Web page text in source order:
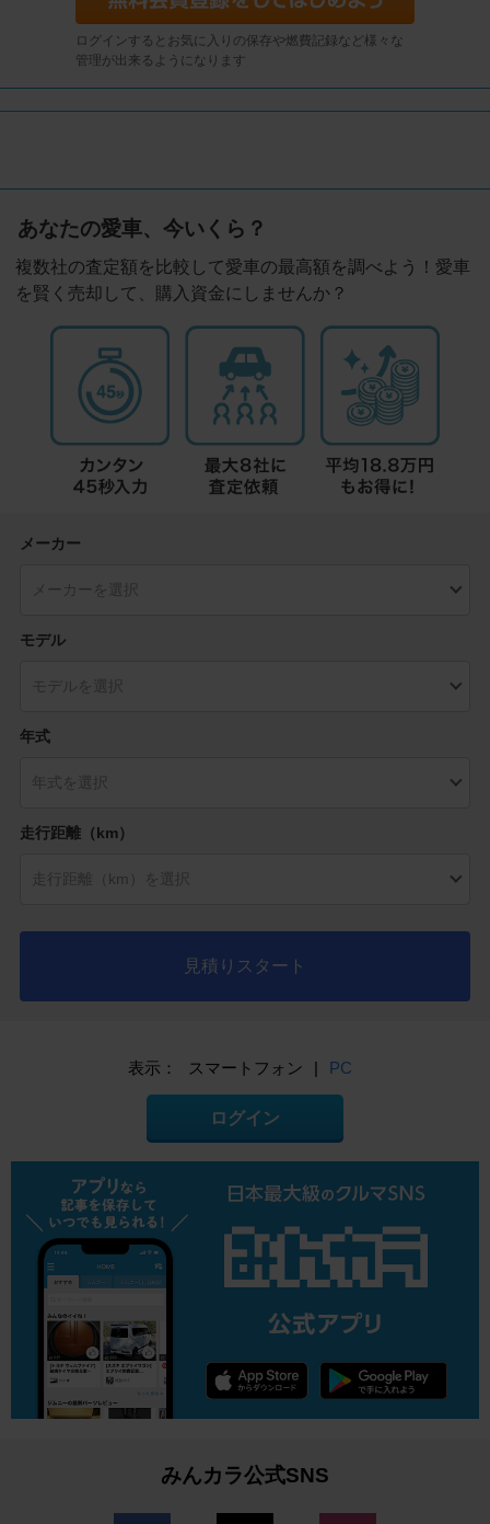
ログインするとお気に入りの保存や燃費記録など様々な
管理が出来るようになります
あなたの愛車、今いくら？
複数社の査定額を比較して愛車の最高額を調べよう！愛車
を賢く売却して、購入資金にしませんか？
メーカー
モデル
年式
走行距離（km）
見積りスタート
表示： スマートフォン | PC
ログイン
みんカラ公式SNS